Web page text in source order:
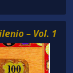
– Vol. 1